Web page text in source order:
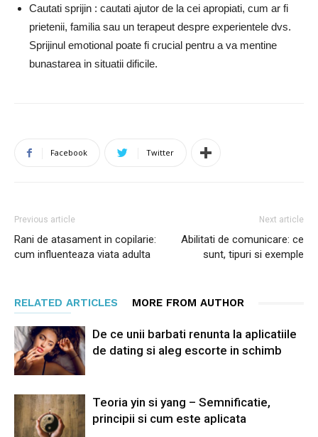
Cautati sprijin : cautati ajutor de la cei apropiati, cum ar fi
prietenii, familia sau un terapeut despre experientele dvs.
Sprijinul emotional poate fi crucial pentru a va mentine
bunastarea in situatii dificile.
Facebook Twitter
Previous article
Rani de atasament in copilarie:
cum influenteaza viata adulta
Next article
Abilitati de comunicare: ce
sunt, tipuri si exemple
RELATED ARTICLES MORE FROM AUTHOR
De ce unii barbati renunta la aplicatiile
de dating si aleg escorte in schimb
Teoria yin si yang – Semnificatie,
principii si cum este aplicata